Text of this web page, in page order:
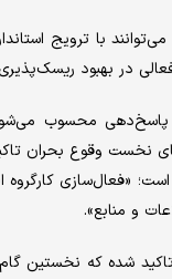
با ترویج
در بهبود ریسک‌پذیری
محسوب
نخست وقوع بحران
«فعال‌سازی کارگروه
و منابع».
شده که نخستین